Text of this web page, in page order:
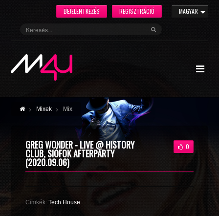
MAGYAR
REGISZTRÁCIÓ
BEJELENTKEZÉS
Mixek Mix
GREG WONDER - LIVE @ HISTORY
CLUB, SIÓFOK AFTERPARTY
(2020.09.06)
0
Címkék:Tech House